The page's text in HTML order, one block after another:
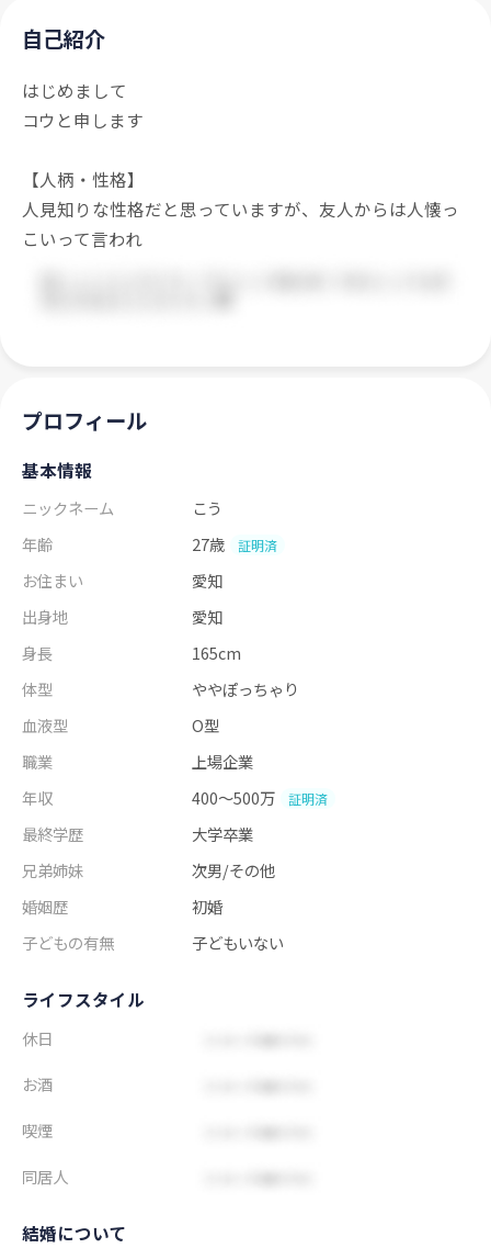
自己紹介
はじめまして
コウと申します
【人柄・性格】
人見知りな性格だと思っていますが、友人からは人懐っ
こいって言われ
プロフィール
基本情報
ニックネーム
こう
年齢
27歳 証明済
お住まい
愛知
出身地
愛知
身長
165cm
体型
ややぽっちゃり
血液型
O型
職業
上場企業
年収
400～500万 証明済
最終学歴
大学卒業
兄弟姉妹
次男/その他
婚姻歴
初婚
子どもの有無
子どもいない
ライフスタイル
休日
お酒
喫煙
同居人
結婚について